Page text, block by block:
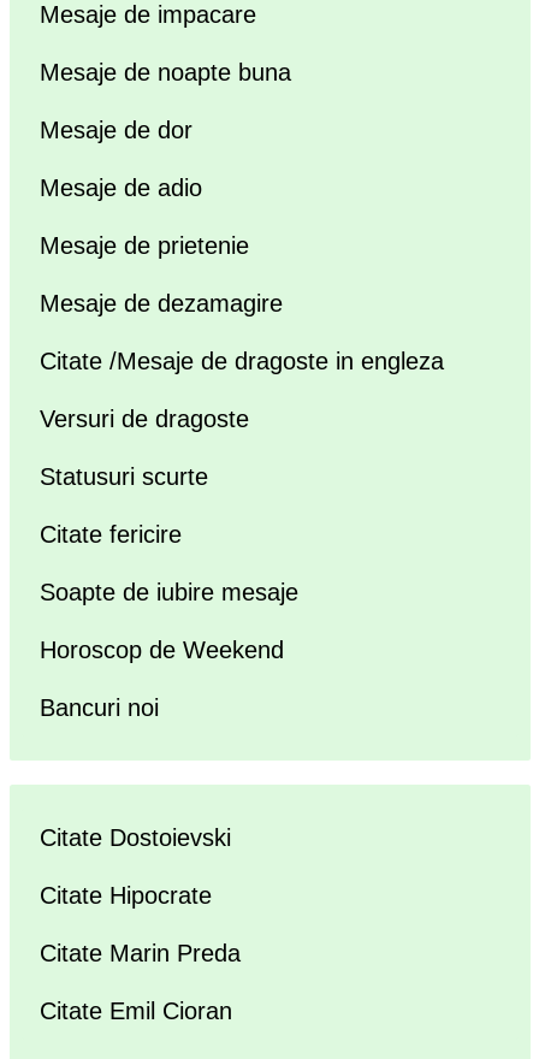
Mesaje de impacare
Mesaje de noapte buna
Mesaje de dor
Mesaje de adio
Mesaje de prietenie
Mesaje de dezamagire
Citate /Mesaje de dragoste in engleza
Versuri de dragoste
Statusuri scurte
Citate fericire
Soapte de iubire mesaje
Horoscop de Weekend
Bancuri noi
Citate Dostoievski
Citate Hipocrate
Citate Marin Preda
Citate Emil Cioran